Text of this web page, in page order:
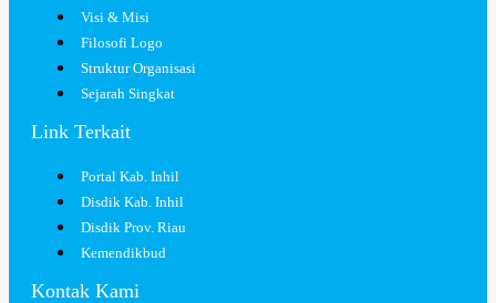
Visi & Misi
Filosofi Logo
Struktur Organisasi
Sejarah Singkat
Link Terkait
Portal Kab. Inhil
Disdik Kab. Inhil
Disdik Prov. Riau
Kemendikbud
Kontak Kami